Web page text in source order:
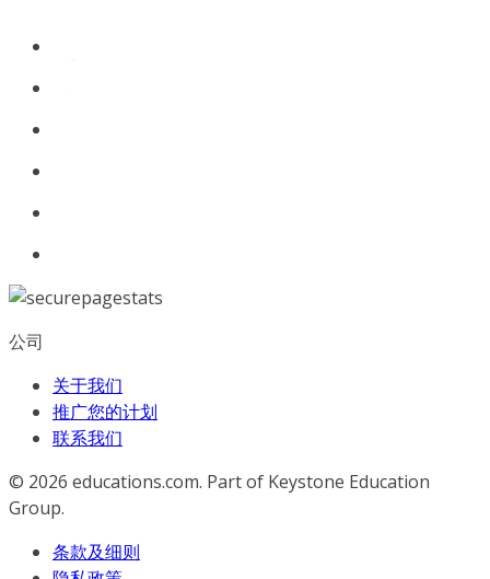
公司
关于我们
推广您的计划
联系我们
© 2026 educations.com. Part of Keystone Education
Group.
条款及细则